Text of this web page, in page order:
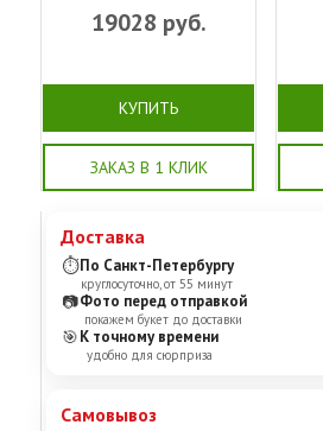
19028 руб.
КУПИТЬ
ЗАКАЗ В 1 КЛИК
Доставка
⏱По Санкт-Петербургу
круглосуточно, от 55 минут
📷Фото перед отправкой
покажем букет до доставки
🎯К точному времени
удобно для сюрприза
Самовывоз